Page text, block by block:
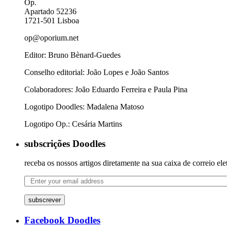
Op.
Apartado 52236
1721-501 Lisboa
op@oporium.net
Editor: Bruno Bènard-Guedes
Conselho editorial: João Lopes e João Santos
Colaboradores: João Eduardo Ferreira e Paula Pina
Logotipo Doodles: Madalena Matoso
Logotipo Op.: Cesária Martins
subscrições Doodles
receba os nossos artigos diretamente na sua caixa de correio
subscrever
Facebook Doodles